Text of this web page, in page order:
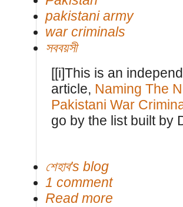
pakistani army
war criminals
সববয়সী
[[i]This is an
article, Naming The
Pakistani War
go by the list built by
শেহাব's blog
1 comment
Read more